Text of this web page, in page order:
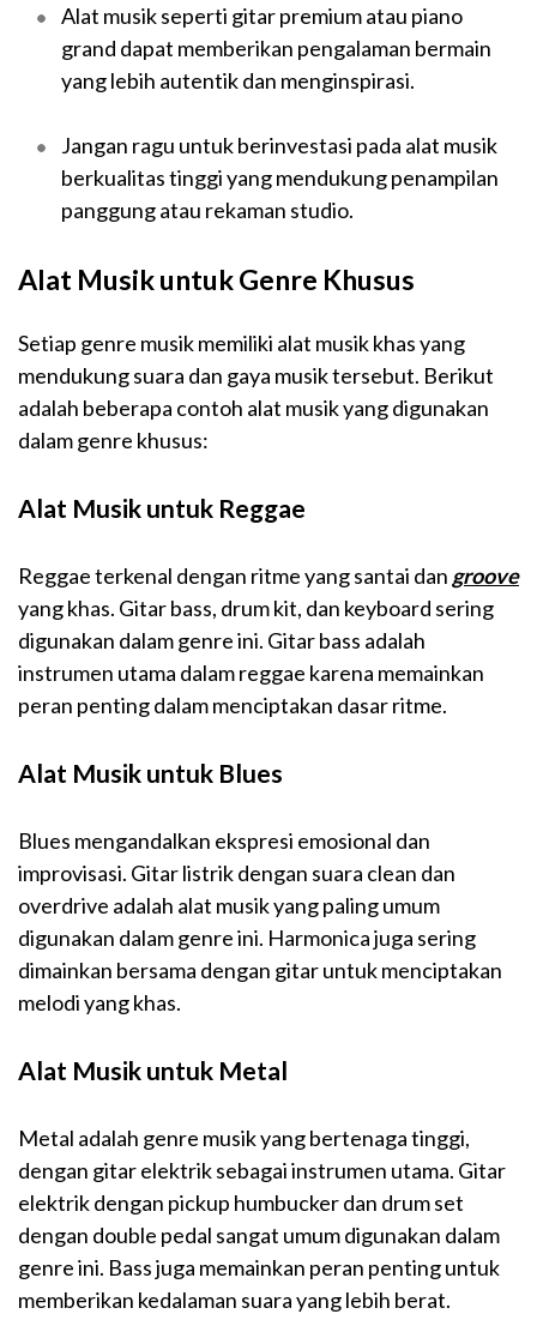
Alat musik seperti gitar premium atau piano
grand dapat memberikan pengalaman bermain
yang lebih autentik dan menginspirasi.
Jangan ragu untuk berinvestasi pada alat musik
berkualitas tinggi yang mendukung penampilan
panggung atau rekaman studio.
Alat Musik untuk Genre Khusus
Setiap genre musik memiliki alat musik khas yang
mendukung suara dan gaya musik tersebut. Berikut
adalah beberapa contoh alat musik yang digunakan
dalam genre khusus:
Alat Musik untuk Reggae
Reggae terkenal dengan ritme yang santai dan groove
yang khas. Gitar bass, drum kit, dan keyboard sering
digunakan dalam genre ini. Gitar bass adalah
instrumen utama dalam reggae karena memainkan
peran penting dalam menciptakan dasar ritme.
Alat Musik untuk Blues
Blues mengandalkan ekspresi emosional dan
improvisasi. Gitar listrik dengan suara clean dan
overdrive adalah alat musik yang paling umum
digunakan dalam genre ini. Harmonica juga sering
dimainkan bersama dengan gitar untuk menciptakan
melodi yang khas.
Alat Musik untuk Metal
Metal adalah genre musik yang bertenaga tinggi,
dengan gitar elektrik sebagai instrumen utama. Gitar
elektrik dengan pickup humbucker dan drum set
dengan double pedal sangat umum digunakan dalam
genre ini. Bass juga memainkan peran penting untuk
memberikan kedalaman suara yang lebih berat.